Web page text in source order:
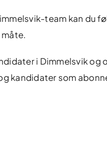
team kan du
i Dimmelsvik og
kandidater som